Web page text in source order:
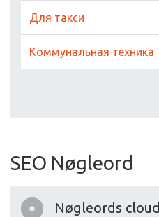
Для такси
Коммунальная техника
SEO Nøgleord
Nøgleords cloud